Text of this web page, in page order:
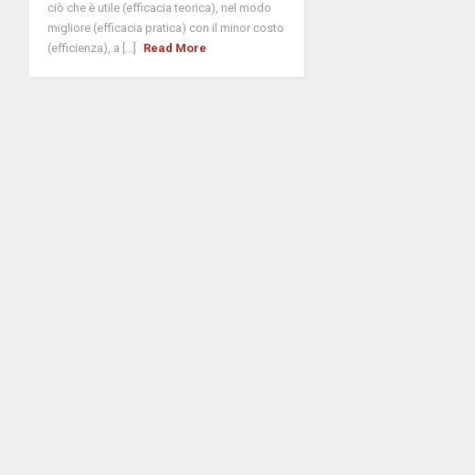
ciò che è utile (efficacia teorica), nel modo
migliore (efficacia pratica) con il minor costo
(efficienza), a [...]
Read More